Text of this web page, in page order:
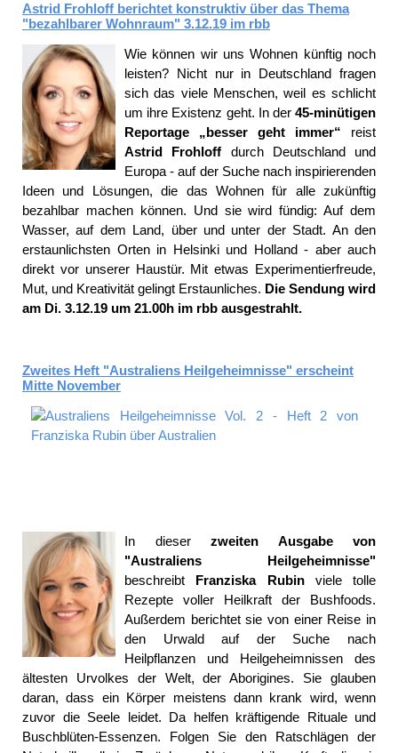
Astrid Frohloff berichtet konstruktiv über das Thema
"bezahlbarer Wohnraum" 3.12.19 im rbb
Wie können wir uns Wohnen künftig noch
leisten? Nicht nur in Deutschland fragen
sich das viele Menschen, weil es schlicht
um ihre Existenz geht. In der 45-minütigen
Reportage „besser geht immer“ reist
Astrid Frohloff durch Deutschland und
Europa - auf der Suche nach inspirierenden
Ideen und Lösungen, die das Wohnen für alle zukünftig
bezahlbar machen können. Und sie wird fündig: Auf dem
Wasser, auf dem Land, über und unter der Stadt. An den
erstaunlichsten Orten in Helsinki und Holland - aber auch
direkt vor unserer Haustür. Mit etwas Experimentierfreude,
Mut, und Kreativität gelingt Erstaunliches. Die Sendung wird
am Di. 3.12.19 um 21.00h im rbb ausgestrahlt.
Zweites Heft "Australiens Heilgeheimnisse" erscheint
Mitte November
In dieserzweiten Ausgabe von
"Australiens Heilgeheimnisse"
beschreibt Franziska Rubinviele tolle
Rezepte voller Heilkraft der Bushfoods.
Außerdem berichtet sie von einer Reise in
den Urwald auf der Suche nach
Heilpflanzen und Heilgeheimnissen des
ältesten Urvolkes der Welt, der Aborigines. Sie glauben
daran, dass ein Körper meistens dann krank wird, wenn
zuvor die Seele leidet. Da helfen kräftigende Rituale und
Buschblüten-Essenzen. Folgen Sie den Ratschlägen der